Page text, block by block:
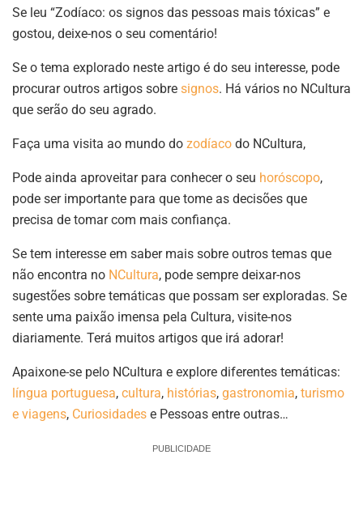
Se leu “Zodíaco: os signos das pessoas mais tóxicas” e
gostou, deixe-nos o seu comentário!
Se o tema explorado neste artigo é do seu interesse, pode
procurar outros artigos sobre signos. Há vários no NCultura
que serão do seu agrado.
Faça uma visita ao mundo do zodíaco do NCultura,
Pode ainda aproveitar para conhecer o seu horóscopo,
pode ser importante para que tome as decisões que
precisa de tomar com mais confiança.
Se tem interesse em saber mais sobre outros temas que
não encontra no NCultura, pode sempre deixar-nos
sugestões sobre temáticas que possam ser exploradas. Se
sente uma paixão imensa pela Cultura, visite-nos
diariamente. Terá muitos artigos que irá adorar!
Apaixone-se pelo NCultura e explore diferentes temáticas:
língua portuguesa, cultura, histórias, gastronomia, turismo
e viagens, Curiosidades e Pessoas entre outras…
PUBLICIDADE